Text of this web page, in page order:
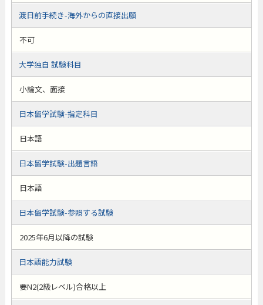
渡日前手続き-海外からの直接出願
不可
大学独自 試験科目
小論文、面接
日本留学試験-指定科目
日本語
日本留学試験-出題言語
日本語
日本留学試験-参照する試験
2025年6月以降の試験
日本語能力試験
要N2(2級レベル)合格以上